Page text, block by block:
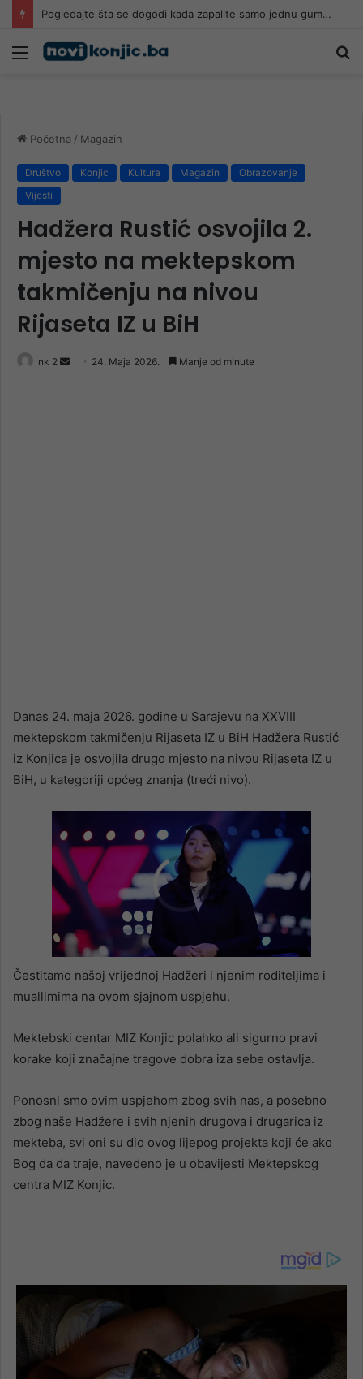
Pogledajte šta se dogodi kada zapalite samo jednu gumu: Snimak je zastrašujući
Meni
Početna / Magazin
Društvo Konjic Kultura Magazin
Obrazovanje
Vijesti
Hadžera Rustić osvojila 2.
mjesto na mektepskom
takmičenju na nivou
Rijaseta IZ u BiH
nk 2
Send 24. Maja 2026. Manje od minute
Danas 24. maja 2026. godine u Sarajevu na XXVIII
mektepskom takmičenju Rijaseta IZ u BiH ​Hadžera Rustić
iz Konjica je osvojila drugo mjesto na nivou Rijaseta IZ u
BiH, u kategoriji općeg znanja (treći nivo).
Čestitamo našoj vrijednoj Hadžeri i njenim roditeljima i
muallimima na ovom sjajnom uspjehu.
Mektebski centar MIZ Konjic polahko ali sigurno pravi
korake koji značajne tragove dobra iza sebe ostavlja.
Ponosni smo ovim uspjehom zbog svih nas, a posebno
zbog naše Hadžere i svih njenih drugova i drugarica iz
mekteba, svi oni su dio ovog lijepog projekta koji će ako
Bog da da traje, navedeno je u obavijesti Mektepskog
centra MIZ Konjic.